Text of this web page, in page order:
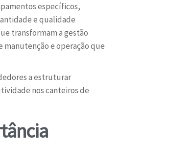
específicos,
e qualidade
transformam a gestão
e operação que
a estruturar
nos canteiros de